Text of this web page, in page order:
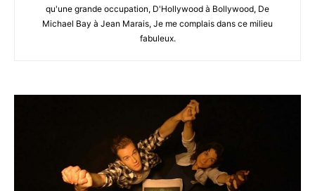
qu'une grande occupation, D'Hollywood à Bollywood, De
Michael Bay à Jean Marais, Je me complais dans ce milieu
fabuleux.